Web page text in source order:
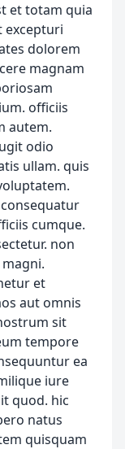
et totam quia
excepturi
dolorem
magnam
officiis
autem.
odio
ullam. quis
cumque.
non
et
aut omnis
sit
tempore
ea
iure
quod. hic
natus
quisquam